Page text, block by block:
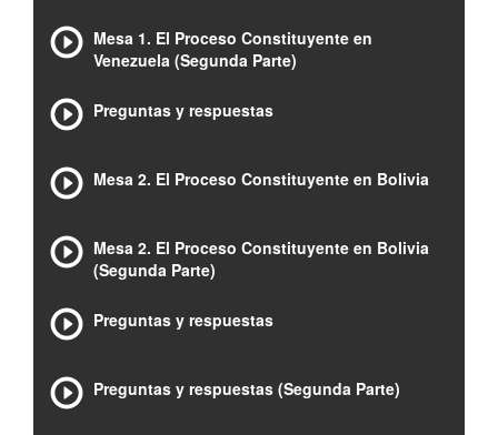
Mesa 1. El Proceso Constituyente en
Venezuela (Segunda Parte)
Preguntas y respuestas
Mesa 2. El Proceso Constituyente en Bolivia
Mesa 2. El Proceso Constituyente en Bolivia
(Segunda Parte)
Preguntas y respuestas
Preguntas y respuestas (Segunda Parte)